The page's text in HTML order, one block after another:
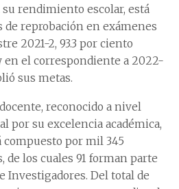
rendimiento escolar, está
reprobación en exámenes
2021-2, 93.3 por ciento
en el correspondiente a 2022-
sus metas.
reconocido a nivel
por su excelencia académica,
compuesto por mil 345
de los cuales 91 forman parte
Investigadores. Del total de